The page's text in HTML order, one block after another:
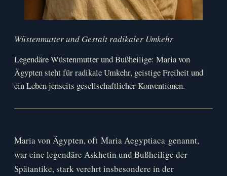
Wüstenmutter und Gestalt radikaler Umkehr
Legendäre Wüstenmutter und Bußheilige: Maria von
Ägypten steht für radikale Umkehr, geistige Freiheit und
ein Leben jenseits gesellschaftlicher Konventionen.
Maria von Ägypten, oft Maria Aegyptiaca genannt,
war eine legendäre Askhetin und Bußheilige der
Spätantike, stark verehrt insbesondere in der